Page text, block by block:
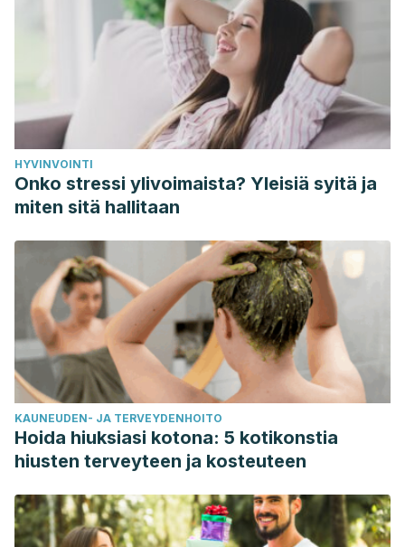
HYVINVOINTI
Onko stressi ylivoimaista? Yleisiä syitä ja
miten sitä hallitaan
KAUNEUDEN- JA TERVEYDENHOITO
Hoida hiuksiasi kotona: 5 kotikonstia
hiusten terveyteen ja kosteuteen